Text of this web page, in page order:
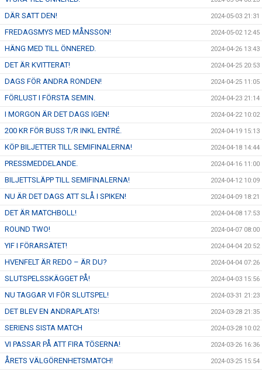
DÄR SATT DEN! 2024-05-03 21:31
FREDAGSMYS MED MÅNSSON! 2024-05-02 12:45
HÄNG MED TILL ÖNNERED. 2024-04-26 13:43
DET ÄR KVITTERAT! 2024-04-25 20:53
DAGS FÖR ANDRA RONDEN! 2024-04-25 11:05
FÖRLUST I FÖRSTA SEMIN. 2024-04-23 21:14
I MORGON ÄR DET DAGS IGEN! 2024-04-22 10:02
200 KR FÖR BUSS T/R INKL ENTRÉ. 2024-04-19 15:13
KÖP BILJETTER TILL SEMIFINALERNA! 2024-04-18 14:44
PRESSMEDDELANDE. 2024-04-16 11:00
BILJETTSLÄPP TILL SEMIFINALERNA! 2024-04-12 10:09
NU ÄR DET DAGS ATT SLÅ I SPIKEN! 2024-04-09 18:21
DET ÄR MATCHBOLL! 2024-04-08 17:53
ROUND TWO! 2024-04-07 08:00
YIF I FÖRARSÄTET! 2024-04-04 20:52
HVENFELT ÄR REDO – ÄR DU? 2024-04-04 07:26
SLUTSPELSSKÄGGET PÅ! 2024-04-03 15:56
NU TAGGAR VI FÖR SLUTSPEL! 2024-03-31 21:23
DET BLEV EN ANDRAPLATS! 2024-03-28 21:35
SERIENS SISTA MATCH 2024-03-28 10:02
VI PASSAR PÅ ATT FIRA TÖSERNA! 2024-03-26 16:36
ÅRETS VÄLGÖRENHETSMATCH! 2024-03-25 15:54